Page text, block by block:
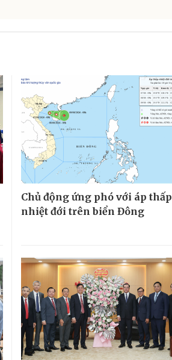
Chủ động ứng phó với áp thấp
nhiệt đới trên biển Đông